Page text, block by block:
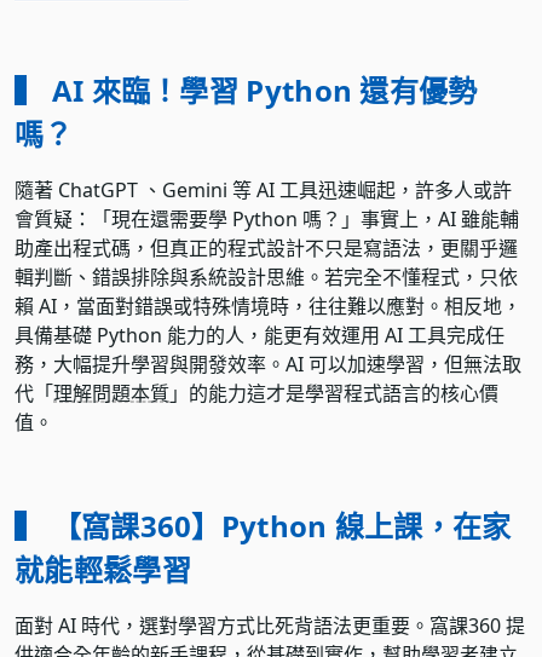
▍ AI 來臨！學習 Python 還有優勢
嗎？
隨著 ChatGPT 、Gemini 等 AI 工具迅速崛起，許多人或許
會質疑：「現在還需要學 Python 嗎？」事實上，AI 雖能輔
助產出程式碼，但真正的程式設計不只是寫語法，更關乎邏
輯判斷、錯誤排除與系統設計思維。若完全不懂程式，只依
賴 AI，當面對錯誤或特殊情境時，往往難以應對。相反地，
具備基礎 Python 能力的人，能更有效運用 AI 工具完成任
務，大幅提升學習與開發效率。AI 可以加速學習，但無法取
代「理解問題本質」的能力這才是學習程式語言的核心價
值。
▍ 【窩課360】Python 線上課，在家
就能輕鬆學習
面對 AI 時代，選對學習方式比死背語法更重要。窩課360 提